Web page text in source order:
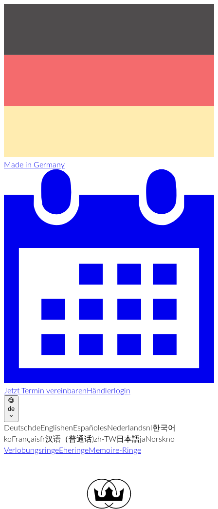
Made in Germany
Jetzt Termin vereinbarenHändlerlogin
de
DeutschdeEnglishenEspañolesNederlandsnl한국어
koFrançaisfr汉语（普通话)zh-TW日本語jaNorskno
VerlobungsringeEheringeMemoire-Ringe